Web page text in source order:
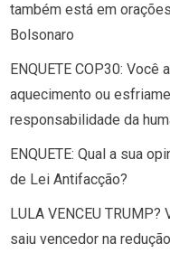
também está em
Bolsonaro
ENQUETE COP30: Você
aquecimento ou
responsabilidade da
ENQUETE: Qual a sua
de Lei Antifacção?
LULA VENCEU
saiu vencedor na